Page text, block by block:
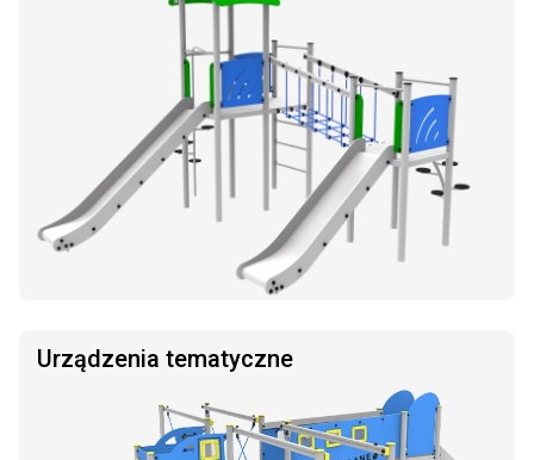
Urządzenia tematyczne